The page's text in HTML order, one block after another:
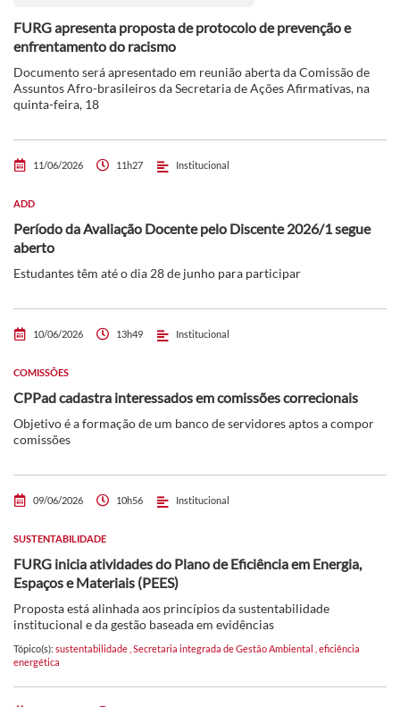
FURG apresenta proposta de protocolo de prevenção e
enfrentamento do racismo
Documento será apresentado em reunião aberta da Comissão de
Assuntos Afro-brasileiros da Secretaria de Ações Afirmativas, na
quinta-feira, 18
11/06/2026 11h27 Institucional
ADD
Período da Avaliação Docente pelo Discente 2026/1 segue
aberto
Estudantes têm até o dia 28 de junho para participar
10/06/2026 13h49 Institucional
COMISSÕES
CPPad cadastra interessados em comissões correcionais
Objetivo é a formação de um banco de servidores aptos a compor
comissões
09/06/2026 10h56 Institucional
SUSTENTABILIDADE
FURG inicia atividades do Plano de Eficiência em Energia,
Espaços e Materiais (PEES)
Proposta está alinhada aos princípios da sustentabilidade
institucional e da gestão baseada em evidências
Tópico(s): sustentabilidade Secretaria integrada de Gestão Ambiental eficiência
energética